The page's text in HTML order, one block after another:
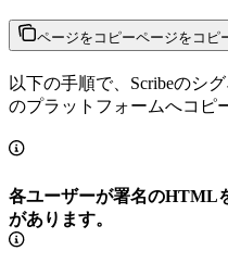
ページをコピーページをコピ
以下の手順で、Scribeのシ
のプラットフォームへコピ
各ユーザーが署名のHTML
があります。